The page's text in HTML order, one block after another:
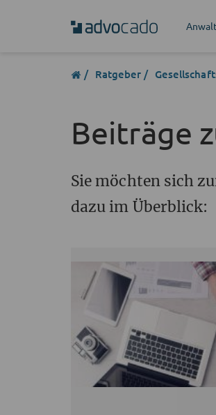
Ratgeber
Beiträge
Sie möchten sich
dazu im Überblick: